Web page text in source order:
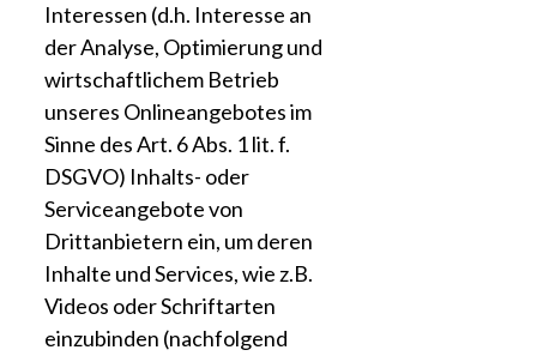
Interessen (d.h. Interesse an
der Analyse, Optimierung und
wirtschaftlichem Betrieb
unseres Onlineangebotes im
Sinne des Art. 6 Abs. 1 lit. f.
DSGVO) Inhalts- oder
Serviceangebote von
Drittanbietern ein, um deren
Inhalte und Services, wie z.B.
Videos oder Schriftarten
einzubinden (nachfolgend